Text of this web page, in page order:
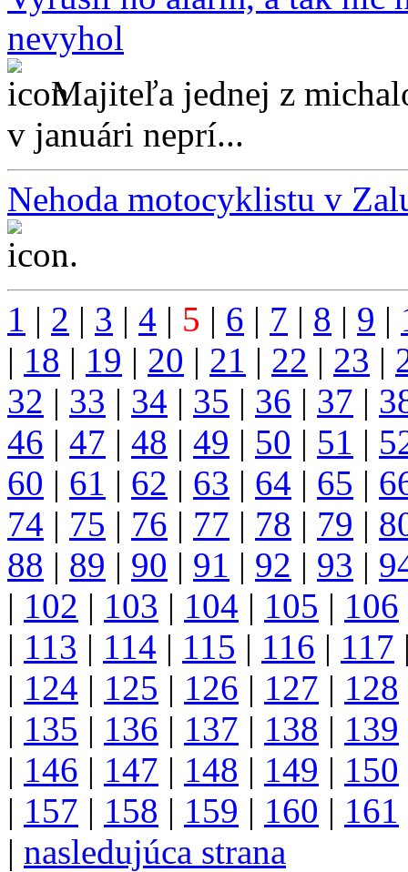
nevyhol
Majiteľa jednej z
v januári neprí...
Nehoda motocyklistu v
...
1 | 2 | 3 | 4 | 5 | 6 | 7 | 8 | 9 |
| 18 | 19 | 20 | 21 | 22 | 23 |
32 | 33 | 34 | 35 | 36 | 37 |
46 | 47 | 48 | 49 | 50 | 51 |
60 | 61 | 62 | 63 | 64 | 65 |
74 | 75 | 76 | 77 | 78 | 79 |
88 | 89 | 90 | 91 | 92 | 93 |
| 102 | 103 | 104 | 105 | 106
| 113 | 114 | 115 | 116 | 117
| 124 | 125 | 126 | 127 | 128
| 135 | 136 | 137 | 138 | 139
| 146 | 147 | 148 | 149 | 150
| 157 | 158 | 159 | 160 | 161
| nasledujúca strana